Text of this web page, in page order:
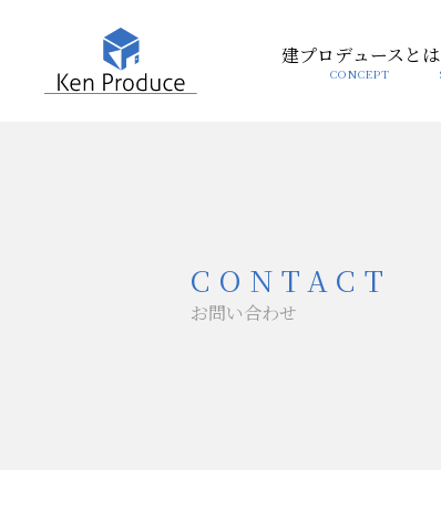
建プロデュースとは
お問い合わせ